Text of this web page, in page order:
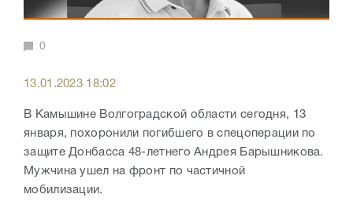
0
13.01.2023 18:02
В Камышине Волгоградской области сегодня, 13
января, похоронили погибшего в спецоперации по
защите Донбасса 48-летнего Андрея Барышникова.
Мужчина ушел на фронт по частичной
мобилизации.